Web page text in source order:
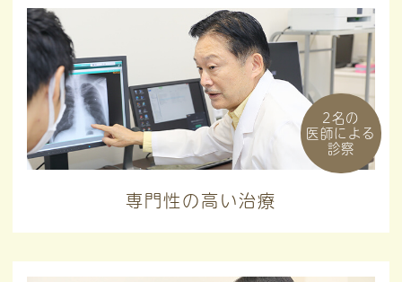
2名の
医師による
診察
専門性の高い治療